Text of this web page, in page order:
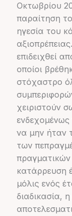
Οκτωβρίου
παραίτηση
ηγεσία του
επιδειχθεί
οποίοι
στόχαστρο
χειριστούν
να μην ήταν
των
κατάρρευση
μόλις ενός
διαδικασία,